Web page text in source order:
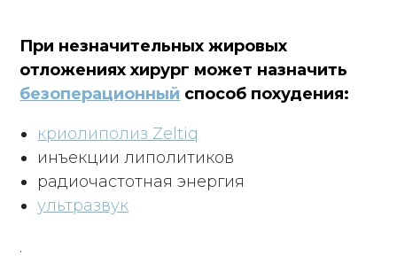
При незначительных жировых
отложениях хирург может назначить
безоперационный способ похудения:
криолиполиз Zeltiq
инъекции липолитиков
радиочастотная энергия
ультразвук
.